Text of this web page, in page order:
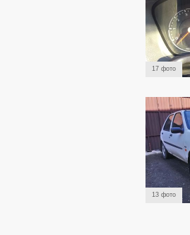
17 фото
13 фото